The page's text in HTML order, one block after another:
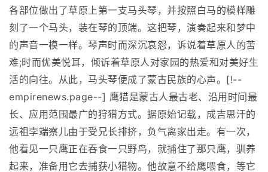
各部位做出了草原上第一支马头琴，并按照白马的模样雕
刻了一个马头，装在琴的顶端。这把琴，演奏起来和梦中
的声音一模一样。琴声时而深沉哀怨，诉说着草原人的苦
难;时而优美悦耳，倾诉着草原人对家园的热爱和对美好生
活的向往。从此，马头琴便成了蒙古民族的心声。[!--
empirenews.page--] 鹰猎是蒙古人最古老、沿用时间最
长、应用范围最广的狩猎方式。据原始记载，成吉思汗的
远祖孛端察儿由于受兄长排挤，负气离家出走。有一次，
他看见一只鹰正在吞食一只野鸟，就捕住了那只鹰，驯养
起来，准备用它去捕获小猎物。他故意不给鹰喂食，等它